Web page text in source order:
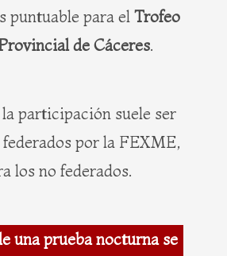
puntuable para elTrofeo
de Cáceres.
participación suele ser
por la FEXME,
los no federados.
una prueba nocturna se